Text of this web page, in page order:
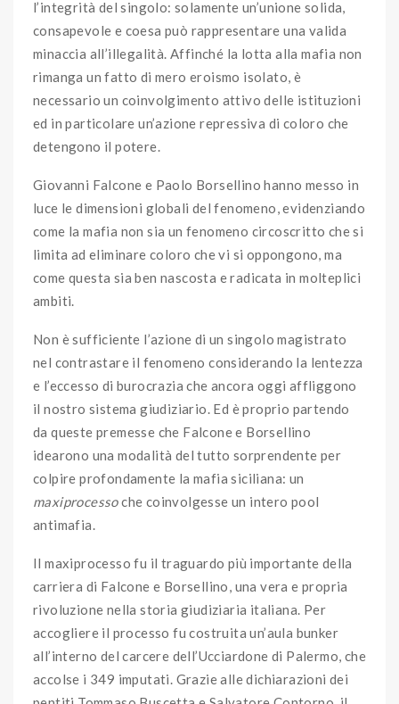
l’integrità del singolo: solamente un’unione solida,
consapevole e coesa può rappresentare una valida
minaccia all’illegalità. Affinché la lotta alla mafia non
rimanga un fatto di mero eroismo isolato, è
necessario un coinvolgimento attivo delle istituzioni
ed in particolare un’azione repressiva di coloro che
detengono il potere.
Giovanni Falcone e Paolo Borsellino hanno messo in
luce le dimensioni globali del fenomeno, evidenziando
come la mafia non sia un fenomeno circoscritto che si
limita ad eliminare coloro che vi si oppongono, ma
come questa sia ben nascosta e radicata in molteplici
ambiti.
Non è sufficiente l’azione di un singolo magistrato
nel contrastare il fenomeno considerando la lentezza
e l’eccesso di burocrazia che ancora oggi affliggono
il nostro sistema giudiziario. Ed è proprio partendo
da queste premesse che Falcone e Borsellino
idearono una modalità del tutto sorprendente per
colpire profondamente la mafia siciliana: un
maxiprocessoche coinvolgesse un intero pool
antimafia.
Il maxiprocesso fu il traguardo più importante della
carriera di Falcone e Borsellino, una vera e propria
rivoluzione nella storia giudiziaria italiana. Per
accogliere il processo fu costruita un’aula bunker
all’interno del carcere dell’Ucciardone di Palermo, che
accolse i 349 imputati. Grazie alle dichiarazioni dei